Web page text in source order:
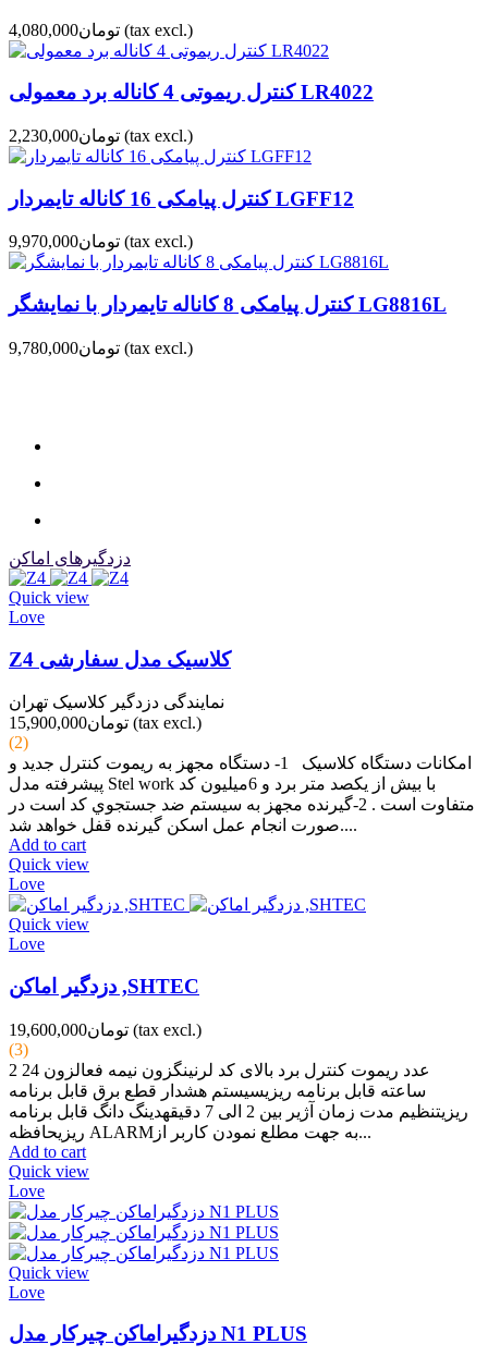
تومان4,080,000 (tax excl.)
کنترل ریموتی 4 کاناله برد معمولی LR4022
تومان2,230,000 (tax excl.)
کنترل پیامکی 16 کاناله تایمردار LGFF12
تومان9,970,000 (tax excl.)
کنترل پیامکی 8 کاناله تایمردار با نمایشگر LG8816L
تومان9,780,000 (tax excl.)
دزدگیرهای اماکن
Quick view
Love
Z4 کلاسیک مدل سفارشی
نمایندگی دزدگیر کلاسیک تهران
تومان15,900,000 (tax excl.)
(2)
امكانات دستگاه کلاسیک 1- دستگاه مجهز به ريموت كنترل جديد و
پيشرفته مدل Stel work با بيش از يكصد متر برد و 6ميليون كد
متفاوت است . 2-گيرنده مجهز به سيستم ضد جستجوي كد است در
صورت انجام عمل اسكن گيرنده قفل خواهد شد....
Add to cart
Quick view
Love
Quick view
Love
دزدگیر اماکن ,SHTEC
تومان19,600,000 (tax excl.)
(3)
2 عدد ریموت کنترل برد بالای کد لرنینگزون نیمه فعالزون 24
ساعته قابل برنامه ریزیسیستم هشدار قطع برق قابل برنامه
ریزیتنظیم مدت زمان آژیر بین 2 الی 7 دقیقهدینگ دانگ قابل برنامه
ریزیحافظه ALARMبه جهت مطلع نمودن کاربر از...
Add to cart
Quick view
Love
Quick view
Love
دزدگیراماکن چیرکار مدل N1 PLUS